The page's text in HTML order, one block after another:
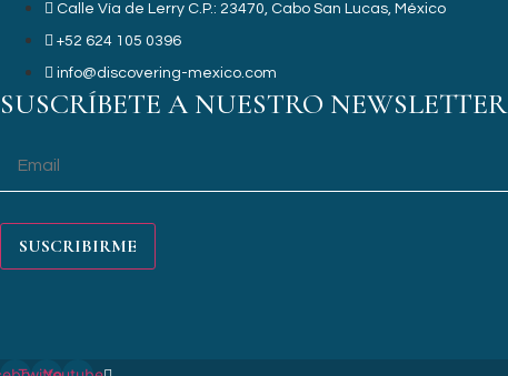
Calle Vía de Lerry C.P.: 23470, Cabo San Lucas, México
+52 624 105 0396
info@discovering-mexico.com
SUSCRÍBETE A NUESTRO NEWSLETTER
SUSCRIBIRME